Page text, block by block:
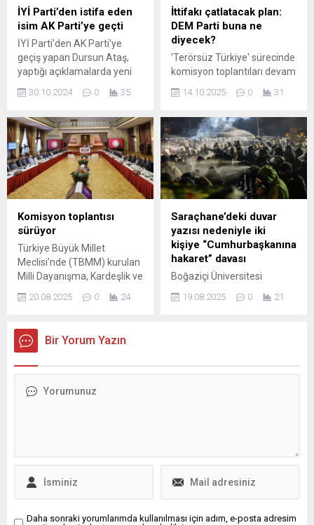
sektörüyle ilgili geniş
yankılar uyandırdı.
Özelleştirme listesinde yer
alan taşınmazlar arasında,
eski Bursa Devlet...
İYİ Parti’den istifa eden
isim AK Parti’ye geçti
İYİ Parti'den AK Parti'ye
geçiş yapan Dursun Ataş,
yaptığı açıklamalarda yeni
bu değişikliği tercih ettiğini
yaşanan bu önemli
gelişmeyi kaçırmayın!
30.10.2024 0 35
İttifakı çatlatacak plan:
DEM Parti buna ne
diyecek?
'Terörsüz Türkiye' sürecinde
komisyon toplantıları devam
düzenleme çalışmaları
hakkı' derken AKP'nin
planında teröristbaşına af
yok. Terörist başına 'umut
hakkı'nı geçtiğimiz yıl MHP
Genel Başkanı Devlet
Bahçeli de gündeme
getirmişti.
14.10.2025 0 31
Komisyon toplantısı
sürüyor
Türkiye Büyük Millet
Meclisi’nde (TBMM) kurulan
Milli Dayanışma, Kardeşlik ve
Demokrasi Komisyonu, dün
yapılan oturumun ardından
Toplantılarda, siyasi
partilerin belirlediği
ve ...
20.08.2025 0 24
Saraçhane’deki duvar
yazısı nedeniyle iki
kişiye “Cumhurbaşkanına
hakaret” davası
Boğaziçi Üniversitesi
öğrencisi Selma Karpuz (21)
ve avukat Gökhan Türkoğlu,
19.08.2025 0 21
Bir Yorum Yazın
Daha sonraki yorumlarımda kullanılması için adım, e-posta adresim